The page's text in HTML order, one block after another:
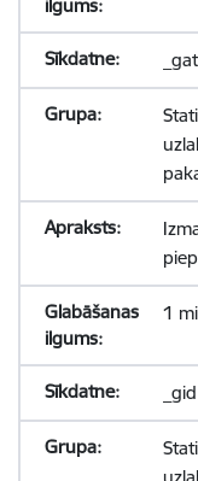
_gat
1
_gid